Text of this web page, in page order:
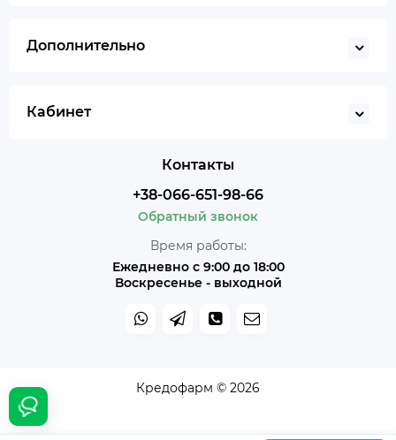
Дополнительно
Кабинет
Контакты
+38-066-651-98-66
Обратный звонок
Время работы:
Ежедневно с 9:00 до 18:00
Воскресенье - выходной
Кредофарм © 2026